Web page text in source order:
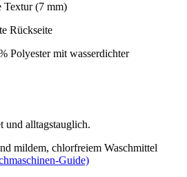
Textur (7 mm)
Rückseite
Polyester mit wasserdichter
und alltagstauglich.
mildem, chlorfreiem Waschmittel
Guide)